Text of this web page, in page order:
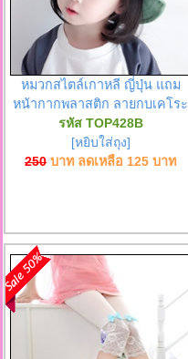
หมวกสไตล์เกาหลี ญี่ปุ่น แถม
หน้ากากพลาสติก ลายกบเคโระ
รหัส TOP428B
[หยิบใส่ถุง]
250บาท ลดเหลือ 125 บาท